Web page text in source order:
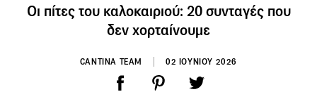
Οι πίτες του καλοκαιριού: 20 συνταγές που
δεν χορταίνουμε
CANTINA TEAM 02 ΙΟΥΝΙΟΥ 2026